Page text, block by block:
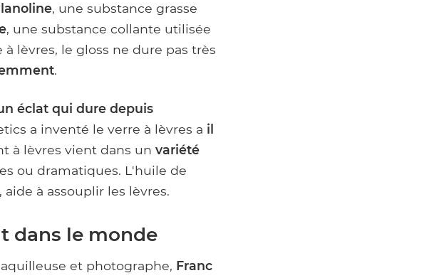
lanoline, une substance grasse
, une substance collante utilisée
lèvres, le gloss ne dure pas très
.
éclat qui dure depuis
a inventé le verre à lèvres a il
à lèvres vient dans un variété
ou dramatiques. L'huile de
à assouplir les lèvres.
dans le monde
et photographe, Franc